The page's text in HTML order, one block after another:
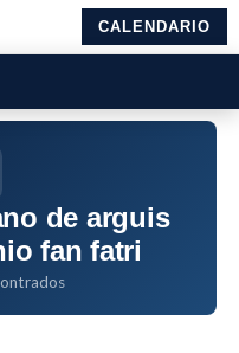
CALENDARIO
de arguis
fan fatri